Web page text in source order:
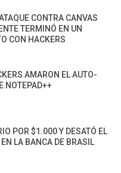
CONTRA CANVAS
TERMINÓ EN UN
CON HACKERS
AMARON EL AUTO-
NOTEPAD++
POR $1.000 Y DESATÓ EL
LA BANCA DE BRASIL